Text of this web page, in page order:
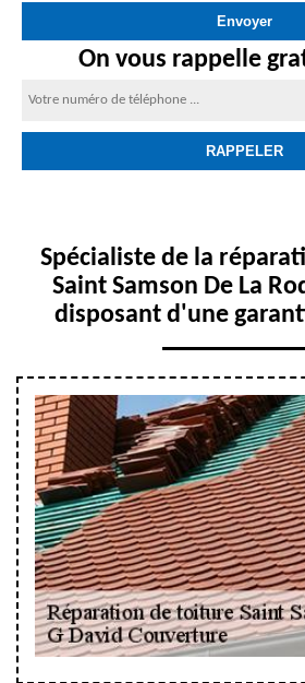
On vous rappelle
Spécialiste de la
Saint Samson De La
disposant d'une